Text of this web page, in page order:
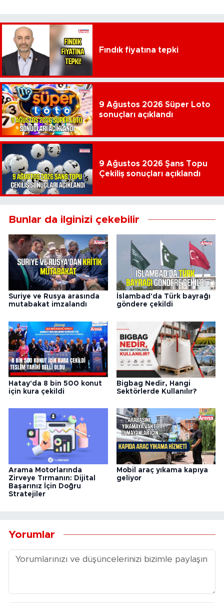
Fındık fiyatına tepki
9 Ağustos 2026 Süper Loto
sonuçları açıklandı
9 Ağustos 2026 Şans Topu
Çekiliş sonuçları açıklandı
Bunlar da ilginizi çekebilir
Suriye ve Rusya arasında
mutabakat imzalandı
İslambad'da Türk bayrağı
göndere çekildi
Hatay'da 8 bin 500 konut
için kura çekildi
Bigbag Nedir, Hangi
Sektörlerde Kullanılır?
Arama Motorlarında
Zirveye Tırmanın: Dijital
Başarınız İçin Doğru
Stratejiler
Mobil araç yıkama kapıya
geliyor
Yorumlar